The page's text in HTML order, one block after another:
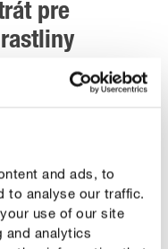
and ads, to
to analyse our traffic.
use of our site
and analytics
pre